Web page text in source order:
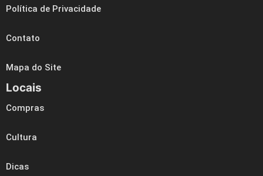
Política de Privacidade
Contato
Mapa do Site
Locais
Compras
Cultura
Dicas